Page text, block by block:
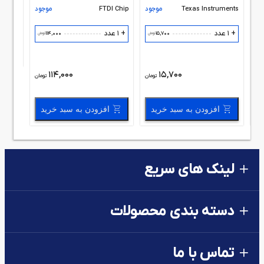
Texas Instruments موجود
+ 1 عدد 15,700تومان
15,700 تومان
افزودن به سبد خرید
FTDI Chip موجود
+ 1 عدد 114,000تومان
114,000 تومان
افزودن به سبد خرید
لینک های سریع
دسته بندی محصولات
تماس با ما